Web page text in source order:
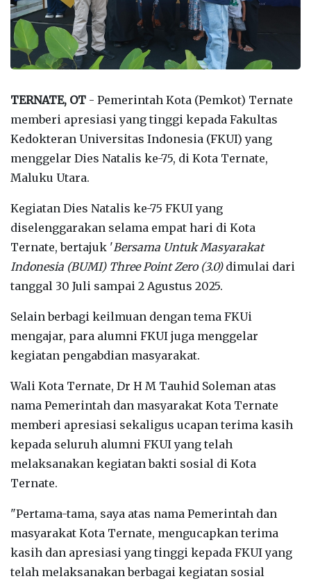
TERNATE, OT - Pemerintah Kota (Pemkot) Ternate
memberi apresiasi yang tinggi kepada Fakultas
Kedokteran Universitas Indonesia (FKUI) yang
menggelar Dies Natalis ke-75, di Kota Ternate,
Maluku Utara.
Kegiatan Dies Natalis ke-75 FKUI yang
diselenggarakan selama empat hari di Kota
Ternate, bertajuk 'Bersama Untuk Masyarakat
Indonesia (BUMI) Three Point Zero (3.0)dimulai dari
tanggal 30 Juli sampai 2 Agustus 2025.
Selain berbagi keilmuan dengan tema FKUi
mengajar, para alumni FKUI juga menggelar
kegiatan pengabdian masyarakat.
Wali Kota Ternate, Dr H M Tauhid Soleman atas
nama Pemerintah dan masyarakat Kota Ternate
memberi apresiasi sekaligus ucapan terima kasih
kepada seluruh alumni FKUI yang telah
melaksanakan kegiatan bakti sosial di Kota
Ternate.
"Pertama-tama, saya atas nama Pemerintah dan
masyarakat Kota Ternate, mengucapkan terima
kasih dan apresiasi yang tinggi kepada FKUI yang
telah melaksanakan berbagai kegiatan sosial